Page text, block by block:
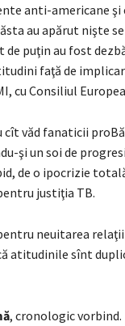
anti-americane şi
au apărut nişte
puţin au fost
faţă de
cu Consiliul
văd fanaticii
şi un soi de
de o ipocrizie
justiţia TB.
neuitarea
atitudinile sînt
, cronologic vorbind.